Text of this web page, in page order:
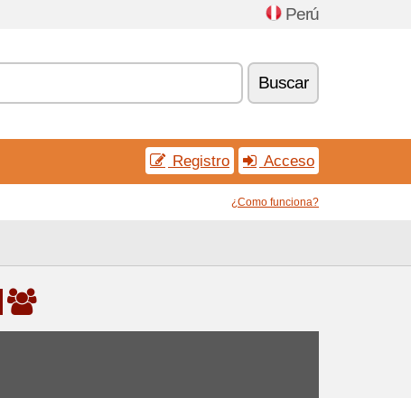
Perú
Buscar
Registro Acceso
¿Como funciona?